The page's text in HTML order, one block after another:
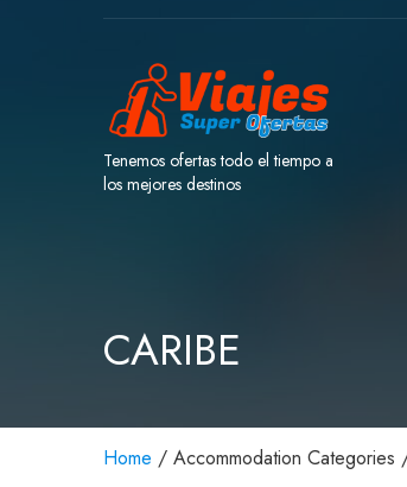
Tenemos ofertas todo el tiempo a
los mejores destinos
CARIBE
Home / Accommodation Categories